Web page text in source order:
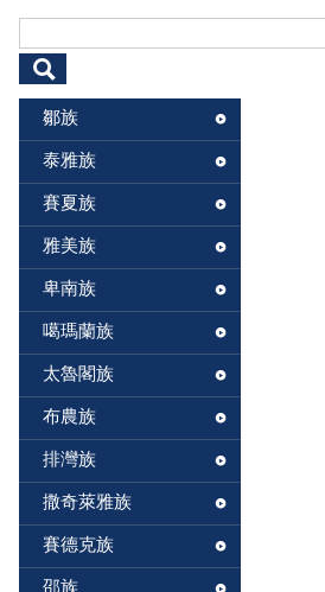
搜尋表單
鄒族
泰雅族
賽夏族
雅美族
卑南族
噶瑪蘭族
太魯閣族
布農族
排灣族
撒奇萊雅族
賽德克族